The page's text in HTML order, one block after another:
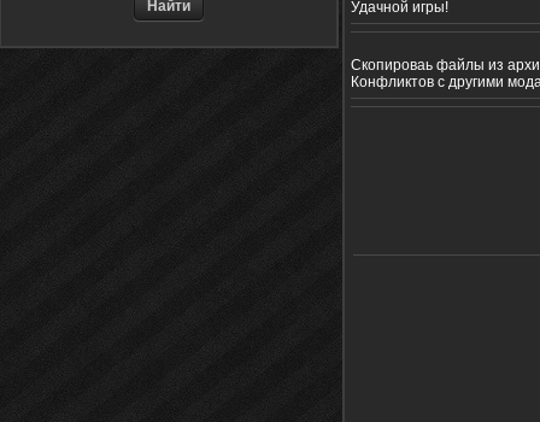
Удачной игры!
Скопироваь файлы из
Конфликтов с другими